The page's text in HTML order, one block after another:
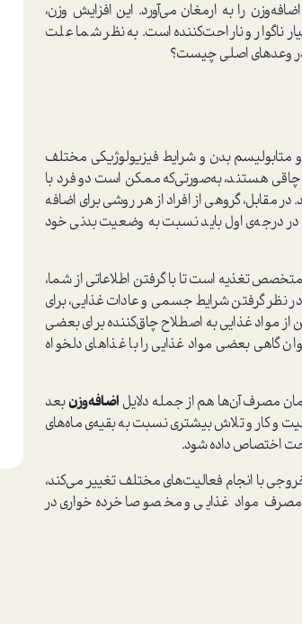
را به ارمغان می‌آورد. این افزایش وزن،
ناگوار و ناراحت‌کننده است. به نظر شما علت
وعد‌های اصلی چیست؟
و متابولیسم بدن و شرایط فیزیولوژیکی مختلف
هستند، به‌صورتی‌که ممکن است دو فرد با
گروهی از افراد از هر روشی برای اضافه
در درجه‌ی اول باید نسبت به وضعیت بدنی خود
متخصص تغذیه است تا با گرفتن اطلاعاتی از شما،
در نظر گرفتن شرایط جسمی و عادات غذایی، برای
از مواد غذایی به اصطلاح چاق‌کننده برای بعضی
گاهی بعضی مواد غذایی را با غذاهای دلخواه
مصرف آن‌ها هم از جمله دلایل اضافه‌وزنبعد
و کار و تلاش بیشتری نسبت به بقیه‌ی ماه‌های
اختصاص داده شود.
با انجام فعالیت‌های مختلف تغییر می‌کند،
مصرف مواد غذایی و مخصوصا خرده‌خواری‌ در